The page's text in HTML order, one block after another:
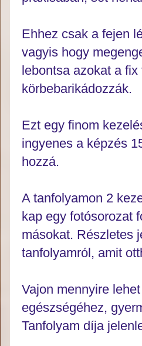
Ehhez csak a fejen
vagyis hogy
lebontsa azokat a
körbebarikádozzák.
Ezt egy finom
ingyenes a képzés
hozzá.
A tanfolyamon 2
kap egy fotósorozat
másokat. Részletes
tanfolyamról, amit
Vajon mennyire
egészségéhez,
Tanfolyam díja